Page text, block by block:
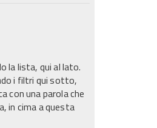
la lista, qui al lato.
i filtri qui sotto,
con una parola che
in cima a questa